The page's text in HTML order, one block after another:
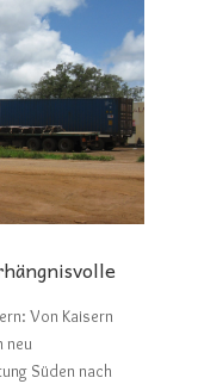
Von Kaisern
Süden nach